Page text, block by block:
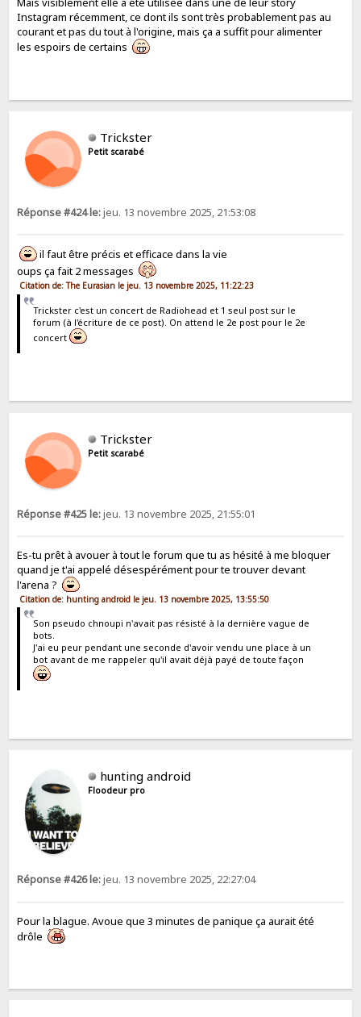
Instagram récemment, ce dont ils sont très probablement pas au
courant et pas du tout à l'origine, mais ça a suffit pour alimenter
les espoirs de certains
Trickster
Petit scarabé
Réponse #424 le:jeu. 13 novembre 2025, 21:53:08
il faut être précis et efficace dans la vie
oups ça fait 2 messages
Citation de: The Eurasian le jeu. 13 novembre 2025, 11:22:23
Trickster c'est un concert de Radiohead et 1 seul post sur le
forum (à l'écriture de ce post). On attend le 2e post pour le 2e
concert
Trickster
Petit scarabé
Réponse #425 le:jeu. 13 novembre 2025, 21:55:01
Es-tu prêt à avouer à tout le forum que tu as hésité à me bloquer
quand je t'ai appelé désespérément pour te trouver devant
l'arena ?
Citation de: hunting android le jeu. 13 novembre 2025, 13:55:50
Son pseudo chnoupi n'avait pas résisté à la dernière vague de
bots.
J'ai eu peur pendant une seconde d'avoir vendu une place à un
bot avant de me rappeler qu'il avait déjà payé de toute façon
hunting android
Floodeur pro
Réponse #426 le:jeu. 13 novembre 2025, 22:27:04
Pour la blague. Avoue que 3 minutes de panique ça aurait été
drôle